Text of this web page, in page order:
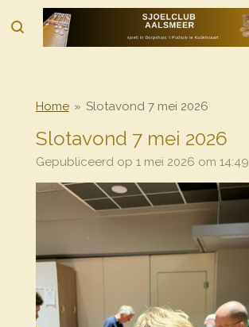
direct
Home » Slotavond 7 mei 2026
Slotavond 7 mei 2026
Gepubliceerd op 1 mei 2026 om 14:49